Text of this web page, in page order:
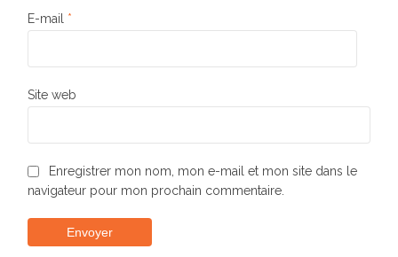
E-mail *
Site web
Enregistrer mon nom, mon e-mail et mon site dans le
navigateur pour mon prochain commentaire.